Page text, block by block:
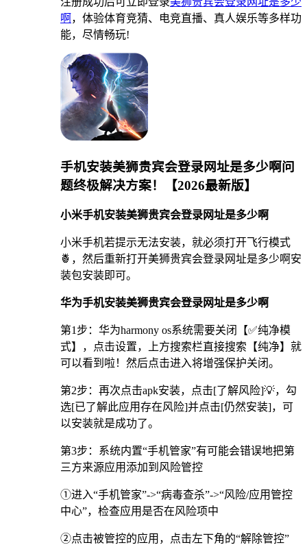
啊 ，体验体育竞猜、电竞直播、真人娱乐等多样功
能，尽情畅玩!
手机安装美狮贵宾会登录网址是多少啊问
题终极解决方案！【2026最新版】
小米手机安装美狮贵宾会登录网址是多少啊
小米手机若提示无法安装，就必须打开飞行模式
🍍，然后重新打开美狮贵宾会登录网址是多少啊安
装包安装即可。
华为手机安装美狮贵宾会登录网址是多少啊
第1步：华为harmony os系统需要关闭【✅纯净模
式】，点击设置，上方搜索栏直接搜索【纯净】就
可以看到啦！然后点击进入将增强保护关闭。
第2步：再次点击apk安装，点击[了解风险]💡，勾
选[已了解此应用存在风险]并点击[仍然安装]，可
以安装就是成功了。
第3步：系统内置“手机管家”有可能会错误地把第
三方来源应用添加到风险管控
①进入“手机管家”->“病毒查杀”->“风险/应用管控
中心”，检查应用是否在风险项中
②点击被管控的应用，点击左下角的“解除管控”